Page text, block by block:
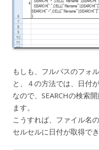
もしも、フルパスのフォ
と、４の方法では、日付
なので、SEARCHの検索
ます。
こうすれば、ファイル名
セルセルに日付が取得で